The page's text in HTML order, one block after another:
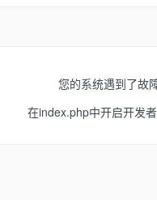
您的系统遇到了故
在index.php中开启开发